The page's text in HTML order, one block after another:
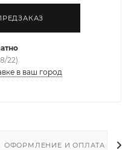
22)
в ваш город
ОФОРМЛЕНИЕ И ОПЛАТА